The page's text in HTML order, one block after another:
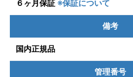
６ヶ月保証 ※保証について
備考
国内正規品
管理番号